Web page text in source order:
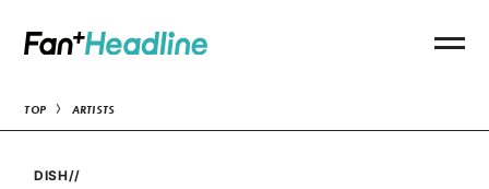
TOP ARTISTS
DISH//